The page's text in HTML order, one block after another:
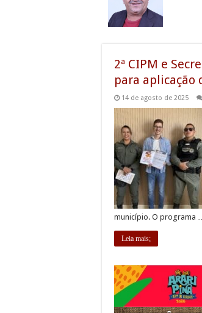
2ª CIPM e
para aplicação
14 de agosto de 2025
município. O programa …
Leia mais;